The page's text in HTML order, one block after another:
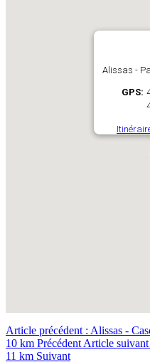
Alissas -
GPS:
Article précédent : Alissas -
10 km Précédent Article
11 km Suivant